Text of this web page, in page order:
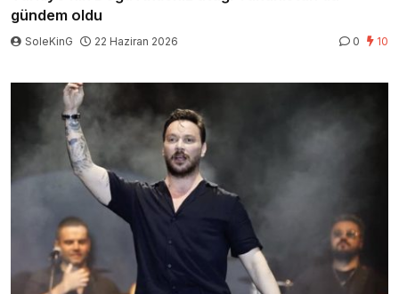
gündem oldu
SoleKinG 22 Haziran 2026 0 10